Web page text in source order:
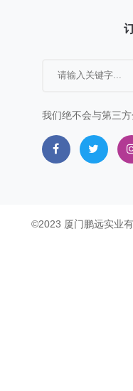
我们绝不会与第三方
©2023 厦门鹏远实业